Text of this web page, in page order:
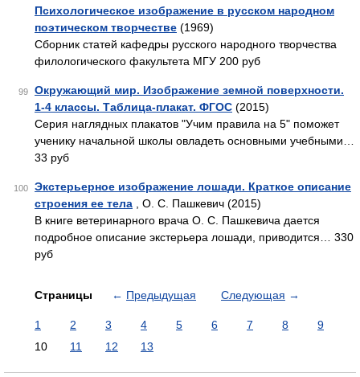
Психологическое изображение в русском народном
поэтическом творчестве (1969)
Сборник статей кафедры русского народного творчества
филологического факультета МГУ 200 руб
99
Окружающий мир. Изображение земной поверхности.
1-4 классы. Таблица-плакат. ФГОС (2015)
Серия наглядных плакатов "Учим правила на 5" поможет
ученику начальной школы овладеть основными учебными…
33 руб
100
Экстерьерное изображение лошади. Краткое описание
строения ее тела , О. С. Пашкевич (2015)
В книге ветеринарного врача О. С. Пашкевича дается
подробное описание экстерьера лошади, приводится… 330
руб
Страницы ← Предыдущая Следующая →
1 2 3 4 5 6 7 8
9
10
11 12 13